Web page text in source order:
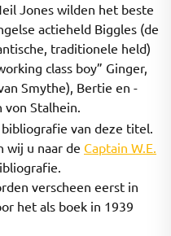
Jones wilden het beste
actieheld Biggles (de
traditionele held)
class boy” Ginger,
Smythe), Bertie en -
von Stalhein.
van deze titel.
wij u naar de Captain W.E.
verscheen eerst in
het als boek in 1939